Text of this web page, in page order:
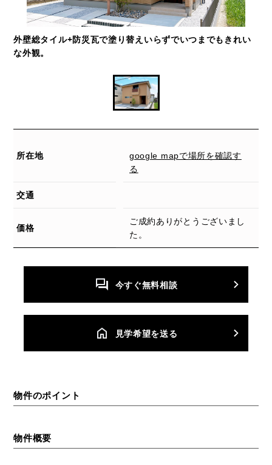
外壁総タイル+防災瓦で塗り替えいらずでいつまでもきれい
な外観。
所在地
google mapで場所を確認す
る
交通
価格
ご成約ありがとうございまし
た。
今すぐ無料相談
⾒学希望を送る
物件のポイント
物件概要